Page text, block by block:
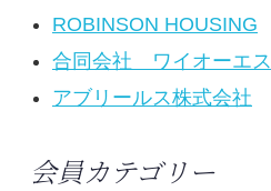
ROBINSON HOUSING
合同会社 ワイオーエス
アブリールス株式会社
会員カテゴリー